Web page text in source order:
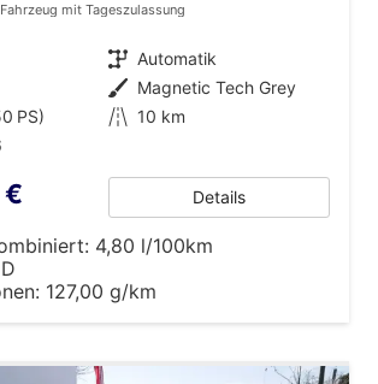
Fahrzeug mit Tageszulassung
Getriebe Automatik
Außenfarbe Magnetic Tech Grey
PS) Kilometerstand 10 km
€ Details
4,80 l/100km
D
127,00 g/km